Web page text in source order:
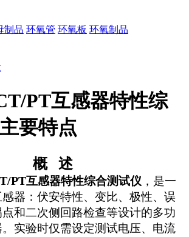
制品 环氧管 环氧板 环氧制品
PT互感器特性综
要特点
概 述
PT互感器特性综合测试仪 ，是一
：伏安特性、变比、极性、误
拐点和二次侧回路检查等设计的多功
。实验时仅需设定测试电压、电流